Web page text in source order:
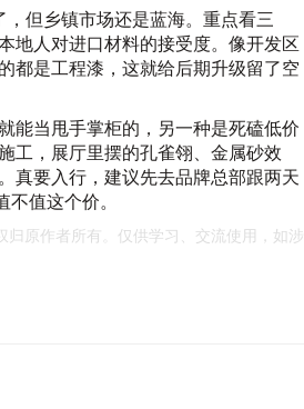
但乡镇市场还是蓝海。重点看三
地人对进口材料的接受度。像开发区
都是工程漆，这就给后期升级留了空
能当甩手掌柜的，另一种是死磕低价
工，展厅里摆的孔雀翎、金属砂效
真要入行，建议先去品牌总部跟两天
值这个价。
原作者所有。仅供学习、交流使用，如涉